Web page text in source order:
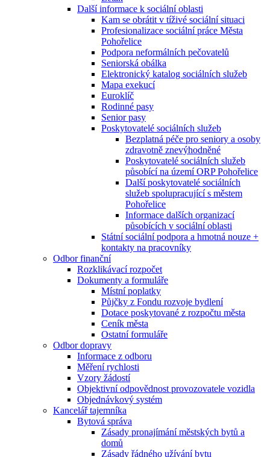
Další informace k sociální oblasti
Kam se obrátit v tíživé sociální situaci
Profesionalizace sociální práce Města
Pohořelice
Podpora neformálních pečovatelů
Seniorská obálka
Elektronický katalog sociálních služeb
Mapa exekucí
Euroklíč
Rodinné pasy
Senior pasy
Poskytovatelé sociálních služeb
Bezplatná péče pro seniory a osoby
zdravotně znevýhodněné
Poskytovatelé sociálních služeb
působící na území ORP Pohořelice
Další poskytovatelé sociálních
služeb spolupracující s městem
Pohořelice
Informace dalších organizací
působících v sociální oblasti
Státní sociální podpora a hmotná nouze +
kontakty na pracovníky
Odbor finanční
Rozklikávací rozpočet
Dokumenty a formuláře
Místní poplatky
Půjčky z Fondu rozvoje bydlení
Dotace poskytované z rozpočtu města
Ceník města
Ostatní formuláře
Odbor dopravy
Informace z odboru
Měření rychlosti
Vzory žádostí
Objektivní odpovědnost provozovatele vozidla
Objednávkový systém
Kancelář tajemníka
Bytová správa
Zásady pronajímání městských bytů a
domů
Zásady řádného užívání bytu